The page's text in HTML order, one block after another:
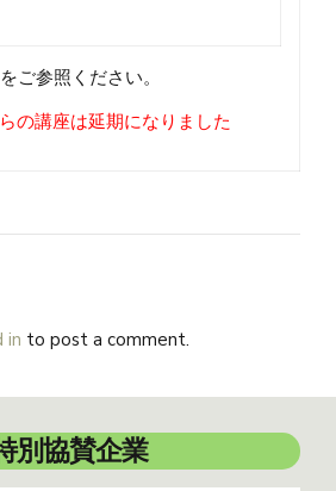
をご参照ください。
の講座は延期になりました
in to post a comment.
別協賛企業